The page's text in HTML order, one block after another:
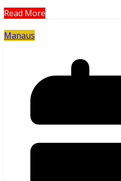
Read More
Manaus